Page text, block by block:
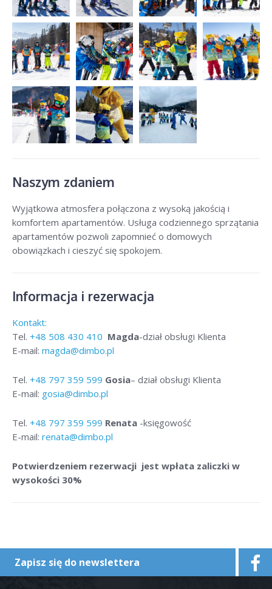
Naszym zdaniem
Wyjątkowa atmosfera połączona z wysoką jakością i
komfortem apartamentów. Usługa codziennego sprzątania
apartamentów pozwoli zapomnieć o domowych
obowiązkach i cieszyć się spokojem.
Informacja i rezerwacja
Kontakt:
Tel. +48 508 430 410 Magda-dział obsługi Klienta
E-mail: magda@dimbo.pl
Tel. +48 797 359 599 Gosia– dział obsługi Klienta
E-mail: gosia@dimbo.pl
Tel. +48 797 359 599 Renata -księgowość
E-mail: renata@dimbo.pl
Potwierdzeniem rezerwacji jest wpłata zaliczki w
wysokości 30%
Zapisz się do newslettera